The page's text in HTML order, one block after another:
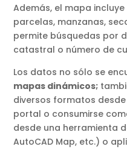
Además, el mapa
parcelas, manzanas,
permite búsquedas por
catastral o número de
Los datos no sólo se
mapas dinámicos;
diversos formatos
portal o consumirse
desde una herramienta
AutoCAD Map, etc.) o